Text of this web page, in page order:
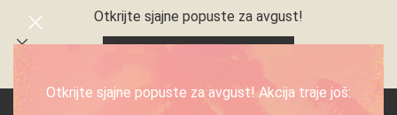
Otkrijte sjajne popuste za avgust! Akcija traje još:
Otkrijte sjajne popuste za avgust!